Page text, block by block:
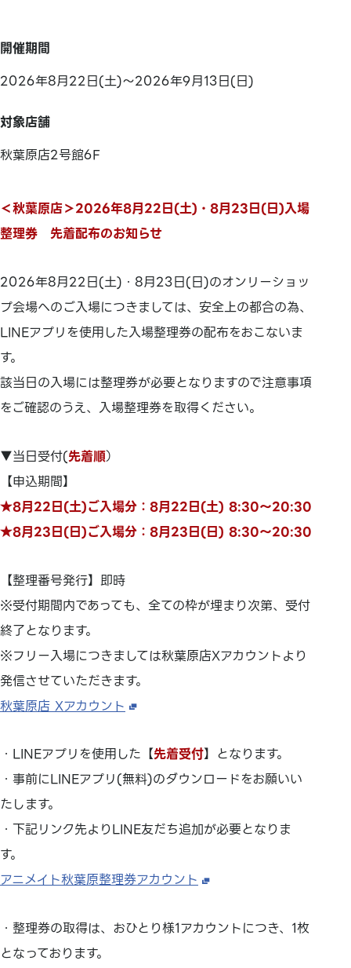
開催期間
2026年8月22日(土)～2026年9月13日(日)
対象店舗
秋葉原店2号館6F
＜秋葉原店＞2026年8月22日(土)・8月23日(日)入場
整理券 先着配布のお知らせ
2026年8月22日(土)・8月23日(日)のオンリーショッ
プ会場へのご入場につきましては、安全上の都合の為、
LINEアプリを使用した入場整理券の配布をおこないま
す。
該当日の入場には整理券が必要となりますので注意事項
をご確認のうえ、入場整理券を取得ください。
▼当日受付(先着順）
【申込期間】
★8月22日(土)ご入場分：8月22日(土) 8:30～20:30
★8月23日(日)ご入場分：8月23日(日) 8:30～20:30
【整理番号発行】即時
※受付期間内であっても、全ての枠が埋まり次第、受付
終了となります。
※フリー入場につきましては秋葉原店Xアカウントより
発信させていただきます。
秋葉原店 Xアカウント
・LINEアプリを使用した【先着受付】となります。
・事前にLINEアプリ(無料)のダウンロードをお願いい
たします。
・下記リンク先よりLINE友だち追加が必要となりま
す。
アニメイト秋葉原整理券アカウント
・整理券の取得は、おひとり様1アカウントにつき、1枚
となっております。